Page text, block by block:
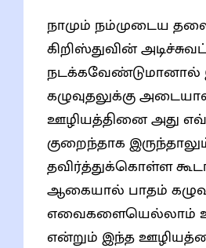
நாமும் நம்முடைய
கிறிஸ்துவின்
நடக்கவேண்டுமானால்
கழுவுதலுக்கு
ஊழியத்தினை அது
குறைந்தாக
தவிர்த்துக்கொள்ள
ஆகையால் பாதம்
எவைகளையெல்லாம்
என்றும் இந்த